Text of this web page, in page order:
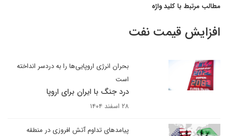
مطالب مرتبط با کلید واژه
افزایش قیمت نفت
بحران انرژی اروپایی‌ها را به دردسر انداخته
است
درد جنگ با ایران برای اروپا
۲۸ اسفند ۱۴۰۴
پیامدهای تداوم آتش افروزی در منطقه